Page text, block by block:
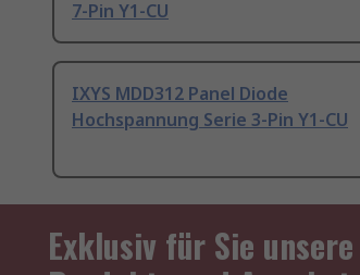
7-Pin Y1-CU
IXYS MDD312 Panel Diode
Hochspannung Serie 3-Pin Y1-CU
Exklusiv für Sie